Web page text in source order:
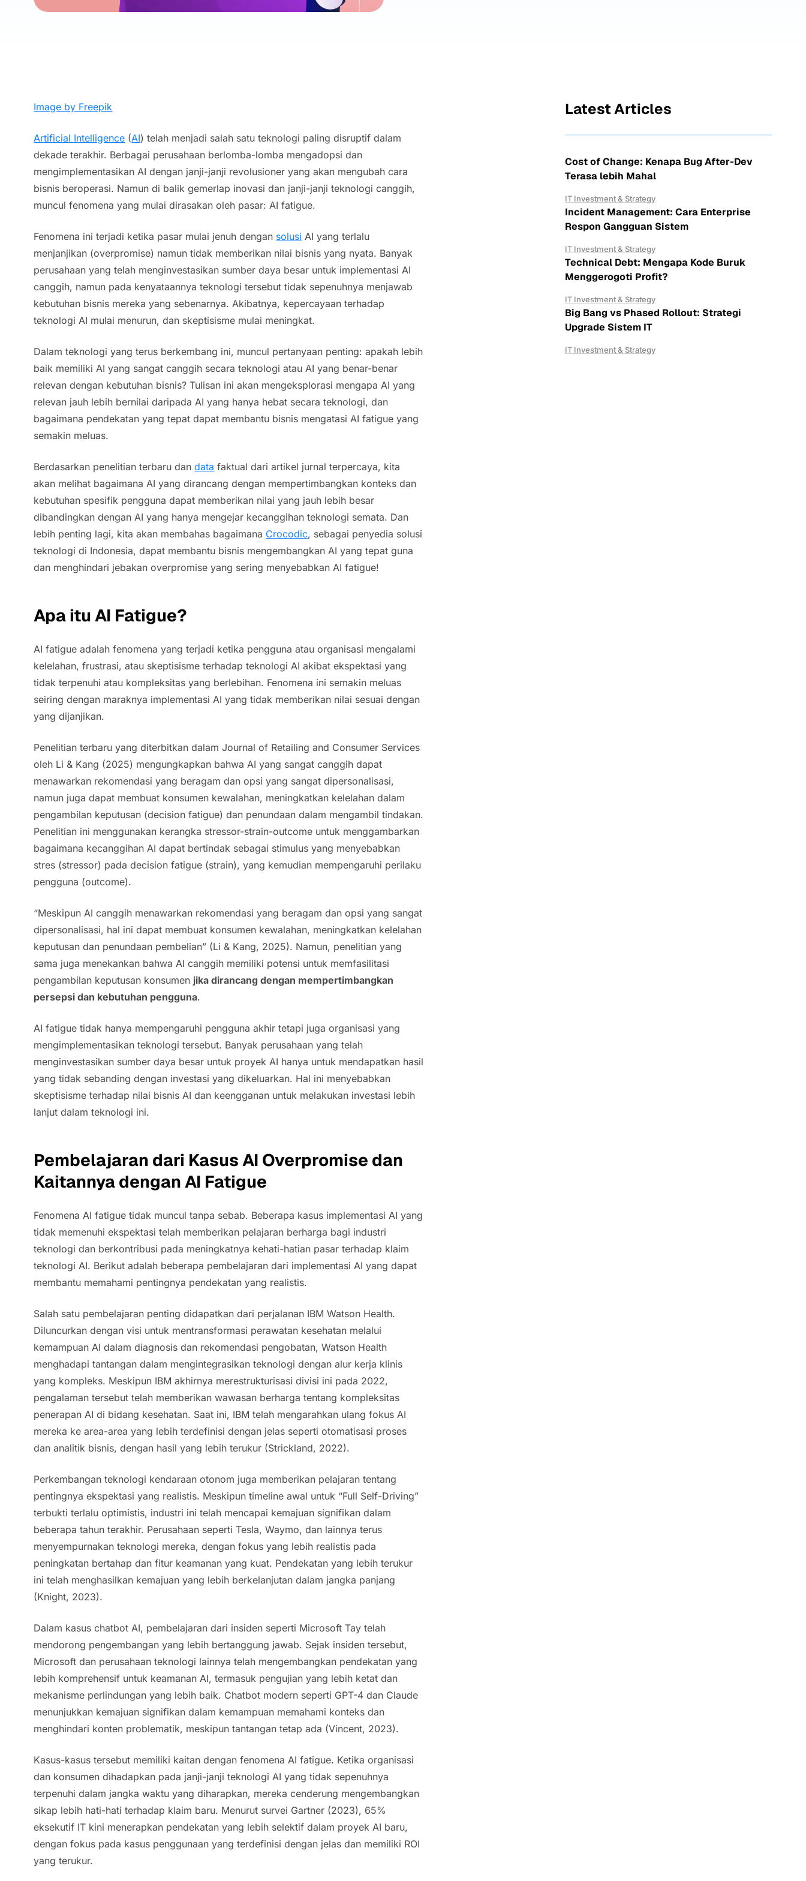
Image by Freepik
Artificial Intelligence (AI) telah menjadi salah satu teknologi paling disruptif dalam
dekade terakhir. Berbagai perusahaan berlomba-lomba mengadopsi dan
mengimplementasikan AI dengan janji-janji revolusioner yang akan mengubah cara
bisnis beroperasi. Namun di balik gemerlap inovasi dan janji-janji teknologi canggih,
muncul fenomena yang mulai dirasakan oleh pasar: AI fatigue.
Fenomena ini terjadi ketika pasar mulai jenuh dengan solusi AI yang terlalu
menjanjikan (overpromise) namun tidak memberikan nilai bisnis yang nyata. Banyak
perusahaan yang telah menginvestasikan sumber daya besar untuk implementasi AI
canggih, namun pada kenyataannya teknologi tersebut tidak sepenuhnya menjawab
kebutuhan bisnis mereka yang sebenarnya. Akibatnya, kepercayaan terhadap
teknologi AI mulai menurun, dan skeptisisme mulai meningkat.
Dalam teknologi yang terus berkembang ini, muncul pertanyaan penting: apakah lebih
baik memiliki AI yang sangat canggih secara teknologi atau AI yang benar-benar
relevan dengan kebutuhan bisnis? Tulisan ini akan mengeksplorasi mengapa AI yang
relevan jauh lebih bernilai daripada AI yang hanya hebat secara teknologi, dan
bagaimana pendekatan yang tepat dapat membantu bisnis mengatasi AI fatigue yang
semakin meluas.
Berdasarkan penelitian terbaru dandata faktual dari artikel jurnal terpercaya, kita
akan melihat bagaimana AI yang dirancang dengan mempertimbangkan konteks dan
kebutuhan spesifik pengguna dapat memberikan nilai yang jauh lebih besar
dibandingkan dengan AI yang hanya mengejar kecanggihan teknologi semata. Dan
lebih penting lagi, kita akan membahas bagaimana Crocodic, sebagai penyedia solusi
teknologi di Indonesia, dapat membantu bisnis mengembangkan AI yang tepat guna
dan menghindari jebakanoverpromise yang sering menyebabkan AI fatigue!
Apa ituAI Fatigue?
AI fatigue adalah fenomena yang terjadi ketika pengguna atau organisasi mengalami
kelelahan, frustrasi, atau skeptisisme terhadap teknologi AI akibat ekspektasi yang
tidak terpenuhi atau kompleksitas yang berlebihan. Fenomena ini semakin meluas
seiring dengan maraknya implementasi AI yang tidak memberikan nilai sesuai dengan
yang dijanjikan.
Penelitian terbaru yang diterbitkan dalamJournal of Retailing and Consumer Services
oleh Li & Kang (2025) mengungkapkan bahwa AI yang sangat canggih dapat
menawarkan rekomendasi yang beragam dan opsi yang sangat dipersonalisasi,
namun juga dapat membuat konsumen kewalahan, meningkatkan kelelahan dalam
pengambilan keputusan (decision fatigue) dan penundaan dalam mengambil tindakan.
Penelitian ini menggunakan kerangka stressor-strain-outcome untuk menggambarkan
bagaimana kecanggihan AI dapat bertindak sebagai stimulus yang menyebabkan
stres (stressor) padadecision fatigue (strain), yang kemudian mempengaruhi perilaku
pengguna (outcome).
“Meskipun AI canggih menawarkan rekomendasi yang beragam dan opsi yang sangat
dipersonalisasi, hal ini dapat membuat konsumen kewalahan, meningkatkan kelelahan
keputusan dan penundaan pembelian” (Li & Kang, 2025). Namun, penelitian yang
sama juga menekankan bahwa AI canggih memiliki potensi untuk memfasilitasi
pengambilan keputusan konsumen jika dirancang dengan mempertimbangkan
persepsi dan kebutuhan pengguna.
AI fatigue tidak hanya mempengaruhi pengguna akhir tetapi juga organisasi yang
mengimplementasikan teknologi tersebut. Banyak perusahaan yang telah
menginvestasikan sumber daya besar untuk proyek AI hanya untuk mendapatkan hasil
yang tidak sebanding dengan investasi yang dikeluarkan. Hal ini menyebabkan
skeptisisme terhadap nilai bisnis AI dan keengganan untuk melakukan investasi lebih
lanjut dalam teknologi ini.
Pembelajaran dari KasusAI Overpromise dan
Kaitannya denganAI Fatigue
Fenomena AI fatigue tidak muncul tanpa sebab. Beberapa kasus implementasi AI yang
tidak memenuhi ekspektasi telah memberikan pelajaran berharga bagi industri
teknologi dan berkontribusi pada meningkatnya kehati-hatian pasar terhadap klaim
teknologi AI. Berikut adalah beberapa pembelajaran dari implementasi AI yang dapat
membantu memahami pentingnya pendekatan yang realistis.
Salah satu pembelajaran penting didapatkan dari perjalanan IBM Watson Health.
Diluncurkan dengan visi untuk mentransformasi perawatan kesehatan melalui
kemampuan AI dalam diagnosis dan rekomendasi pengobatan, Watson Health
menghadapi tantangan dalam mengintegrasikan teknologi dengan alur kerja klinis
yang kompleks. Meskipun IBM akhirnya merestrukturisasi divisi ini pada 2022,
pengalaman tersebut telah memberikan wawasan berharga tentang kompleksitas
penerapan AI di bidang kesehatan. Saat ini, IBM telah mengarahkan ulang fokus AI
mereka ke area-area yang lebih terdefinisi dengan jelas seperti otomatisasi proses
dan analitik bisnis, dengan hasil yang lebih terukur (Strickland, 2022).
Perkembangan teknologi kendaraan otonom juga memberikan pelajaran tentang
pentingnya ekspektasi yang realistis. Meskipuntimeline awal untuk “Full Self-Driving”
terbukti terlalu optimistis, industri ini telah mencapai kemajuan signifikan dalam
beberapa tahun terakhir. Perusahaan seperti Tesla, Waymo, dan lainnya terus
menyempurnakan teknologi mereka, dengan fokus yang lebih realistis pada
peningkatan bertahap dan fitur keamanan yang kuat. Pendekatan yang lebih terukur
ini telah menghasilkan kemajuan yang lebih berkelanjutan dalam jangka panjang
(Knight, 2023).
Dalam kasuschatbot AI, pembelajaran dari insiden seperti Microsoft Tay telah
mendorong pengembangan yang lebih bertanggung jawab. Sejak insiden tersebut,
Microsoft dan perusahaan teknologi lainnya telah mengembangkan pendekatan yang
lebih komprehensif untuk keamanan AI, termasuk pengujian yang lebih ketat dan
mekanisme perlindungan yang lebih baik. Chatbot modern seperti GPT-4 dan Claude
menunjukkan kemajuan signifikan dalam kemampuan memahami konteks dan
menghindari konten problematik, meskipun tantangan tetap ada (Vincent, 2023).
Kasus-kasus tersebut memiliki kaitan dengan fenomena AI fatigue. Ketika organisasi
dan konsumen dihadapkan pada janji-janji teknologi AI yang tidak sepenuhnya
terpenuhi dalam jangka waktu yang diharapkan, mereka cenderung mengembangkan
sikap lebih hati-hati terhadap klaim baru. Menurut survei Gartner (2023), 65%
eksekutif IT kini menerapkan pendekatan yang lebih selektif dalam proyek AI baru,
dengan fokus pada kasus penggunaan yang terdefinisi dengan jelas dan memiliki ROI
yang terukur.
Latest Articles
Cost of Change: Kenapa Bug After-Dev
Terasa lebih Mahal
IT Investment & Strategy
Incident Management: Cara Enterprise
Respon Gangguan Sistem
IT Investment & Strategy
Technical Debt: Mengapa Kode Buruk
Menggerogoti Profit?
IT Investment & Strategy
Big Bang vs Phased Rollout: Strategi
Upgrade Sistem IT
IT Investment & Strategy